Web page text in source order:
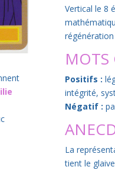
Vertical le 8
MOTS
Positifs :
intégrité,
Négatif :
La
tient le